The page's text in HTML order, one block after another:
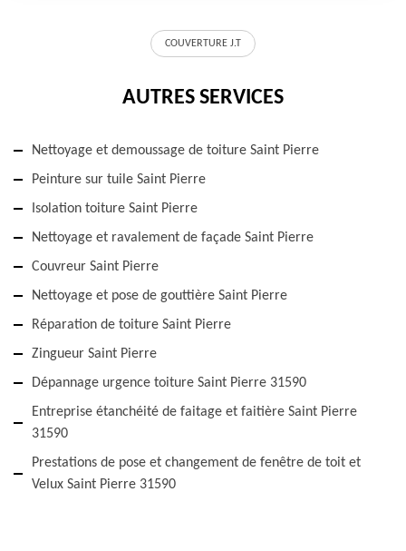
COUVERTURE J.T
AUTRES SERVICES
Nettoyage et demoussage de toiture Saint Pierre
Peinture sur tuile Saint Pierre
Isolation toiture Saint Pierre
Nettoyage et ravalement de façade Saint Pierre
Couvreur Saint Pierre
Nettoyage et pose de gouttière Saint Pierre
Réparation de toiture Saint Pierre
Zingueur Saint Pierre
Dépannage urgence toiture Saint Pierre 31590
Entreprise étanchéité de faitage et faitière Saint Pierre
31590
Prestations de pose et changement de fenêtre de toit et
Velux Saint Pierre 31590